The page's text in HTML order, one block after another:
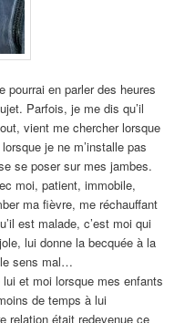
pourrai en parler des heures
Parfois, je me dis qu’il
vient me chercher lorsque
je ne m’installe pas
se poser sur mes jambes.
moi, patient, immobile,
ma fièvre, me réchauffant
est malade, c’est moi qui
lui donne la becquée à la
sens mal…
et moi lorsque mes enfants
de temps à lui
relation était redevenue ce